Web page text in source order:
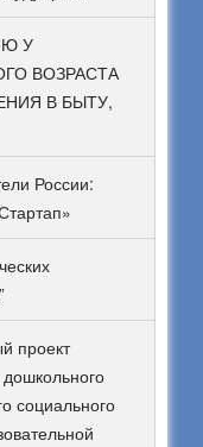
У
ВОЗРАСТА
В БЫТУ,
России:
проект
социального